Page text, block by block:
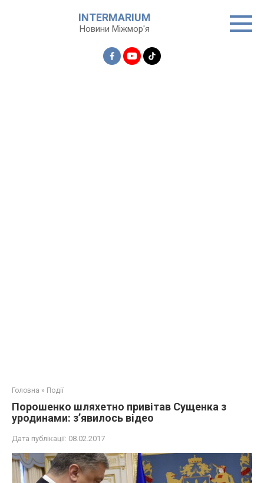
INTERMARIUM
Новини Міжмор'я
Головна » Події
Порошенко шляхетно привітав Сущенка з
уродинами: з’явилось відео
Дата публікації: 08.02.2017